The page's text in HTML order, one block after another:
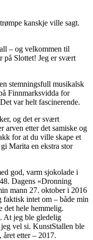
kanskje ville sagt.
– og velkommen til
på Slottet! Jeg er svært
stemningsfull musikalsk
Finnmarksvidda for
var helt fascinerende.
og det er svært
arven etter det samiske og
for at du ville skape et
Marita en ekstra stor
god, varm sjokolade i
Dagens «Dronning
mann 27. oktober i 2016
faktisk intet om – både min
det hele hemmelig.
At jeg ble gledelig
vel si. KunstStallen ble
etter – 2017.